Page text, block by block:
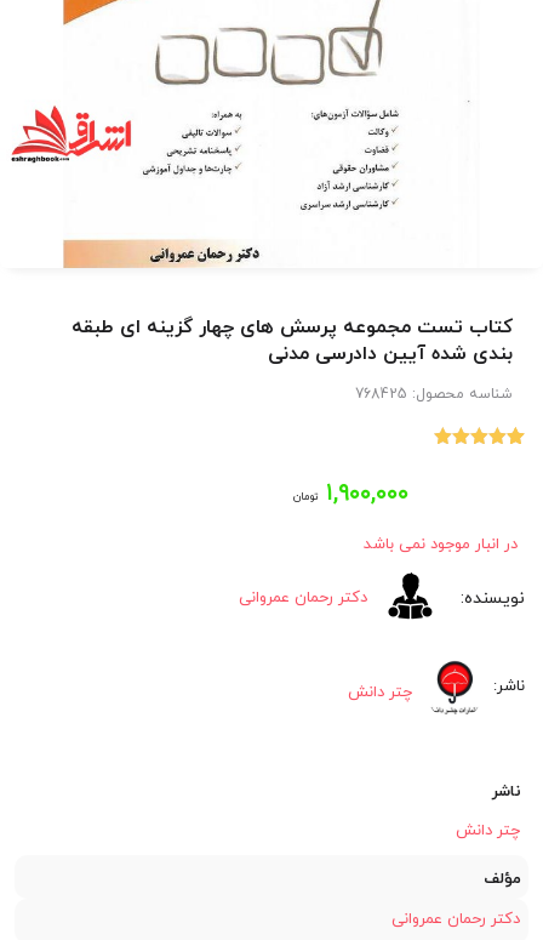
کتاب تست مجموعه پرسش های چهار گزینه ای طبقه
بندی شده آیین دادرسی مدنی
شناسه محصول: 768425
۱,۹۰۰,۰۰۰ تومان
در انبار موجود نمی باشد
دکتر رحمان عمروانی
چتر دانش
ناشر
چتر دانش
مؤلف
دکتر رحمان عمروانی